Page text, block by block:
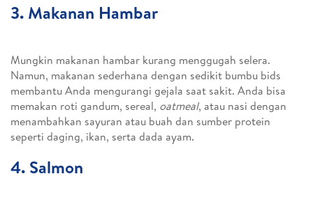
3. Makanan Hambar
Mungkin makanan hambar kurang menggugah selera.
Namun, makanan sederhana dengan sedikit bumbu bids
membantu Anda mengurangi gejala saat sakit. Anda bisa
memakan roti gandum, sereal, oatmeal, atau nasi dengan
menambahkan sayuran atau buah dan sumber protein
seperti daging, ikan, serta dada ayam.
4. Salmon